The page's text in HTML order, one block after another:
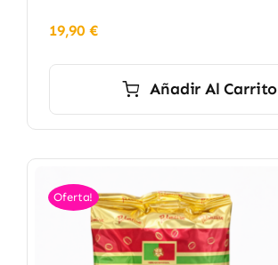
19,90 €
Añadir Al Carrito
Oferta!